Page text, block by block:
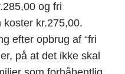
og fri
kr.275,00.
efter opbrug af “fri
på at det ikke skal